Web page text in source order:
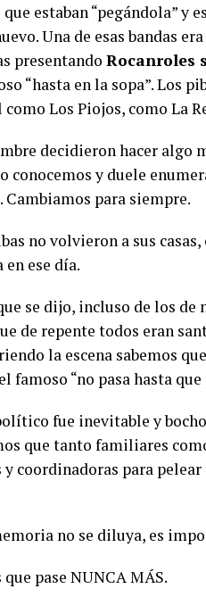
estaban “pegándola” y
Una de esas bandas era
presentando Rocanroles
“hasta en la sopa”. Los
Los Piojos, como La
decidieron hacer algo
conocemos y duele
Cambiamos para siempre.
no volvieron a sus
ese día.
se dijo, incluso de los
de repente todos eran
la escena sabemos
famoso “no pasa hasta
fue inevitable y
que tanto familiares
y coordinadoras para
no se diluya, es
pase NUNCA MÁS.